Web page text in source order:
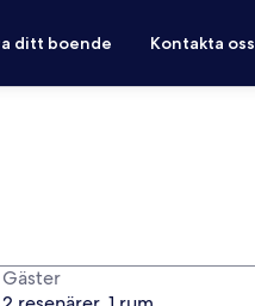
ditt boende Kontakta oss
Gäster